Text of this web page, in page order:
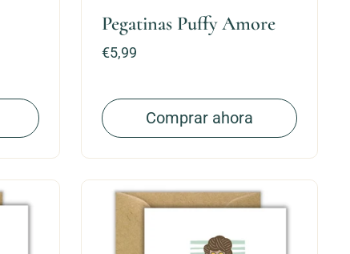
Pegatinas Puffy Amore
Precio:
€5,99
Comprar ahora